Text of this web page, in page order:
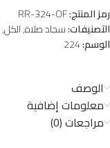
رمز المنتج:RR-324-OF
التصنيفات:سجاد صلاة,الكل,
الوسم:224
الوصف
معلومات إضافية
مراجعات (0)